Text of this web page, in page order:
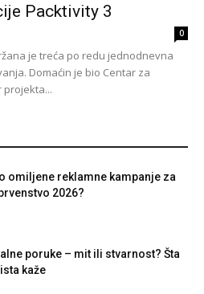
Packtivity 3
0
je treća po redu jednodnevna
Domaćin je bio Centar za
projekta...
omiljene reklamne kampanje za
2026?
poruke – mit ili stvarnost? Šta
kaže